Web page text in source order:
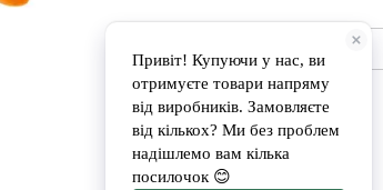
Доставка Оплата